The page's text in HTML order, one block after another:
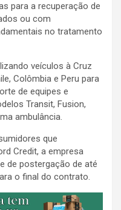
para a recuperação de
ou com
no tratamento
veículos à Cruz
Colômbia e Peru para
de equipes e
Transit, Fusion,
ambulância.
que
Credit, a empresa
de postergação de até
o final do contrato.